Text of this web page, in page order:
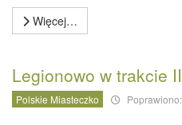
Więcej…
Legionowo w trakcie
Polskie Miasteczko